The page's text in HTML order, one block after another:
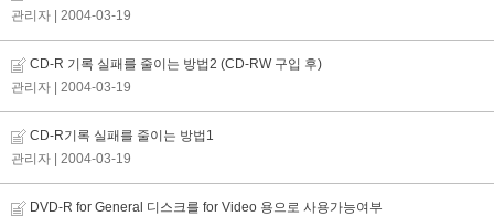
관리자
| 2004-03-19
CD-R 기록 실패를 줄이는 방법2 (CD-RW 구입 후)
관리자
| 2004-03-19
CD-R기록 실패를 줄이는 방법1
관리자
| 2004-03-19
DVD-R for General 디스크를 for Video 용으로 사용가능여부